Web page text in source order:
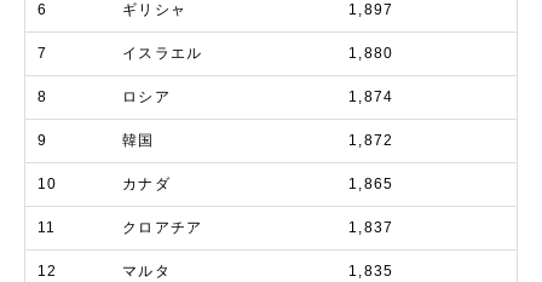
6 ギリシャ 1,897
7 イスラエル 1,880
8 ロシア 1,874
9 韓国 1,872
10 カナダ 1,865
11 クロアチア 1,837
12 マルタ 1,835